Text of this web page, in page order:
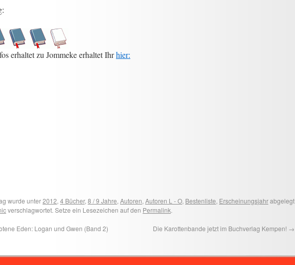
erhaltet zu Jommeke erhaltet Ihrhier:
wurde unter2012, 4 Bücher, 8 / 9 Jahre, Autoren, Autoren L - O, Bestenliste, Erscheinungsjahrabgelegt
verschlagwortet. Setze ein Lesezeichen auf den Permalink.
Eden: Logan und Gwen (Band 2) Die Karottenbande jetzt im Buchverlag Kempen! →